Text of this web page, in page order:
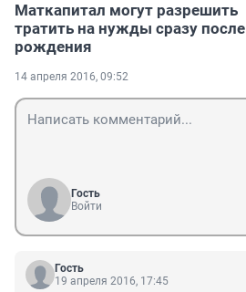
Маткапитал могут разрешить
тратить на нужды сразу после
рождения
14 апреля 2016, 09:52
Гость
Войти
Гость
19 апреля 2016, 17:45